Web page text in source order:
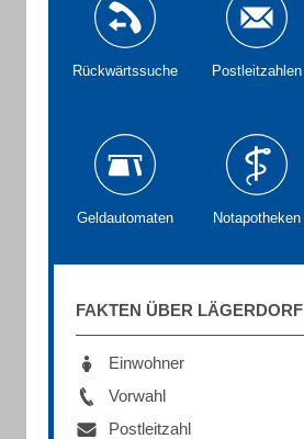
Rückwärtssuche Postleitzahlen
Geldautomaten Notapotheken
FAKTEN ÜBER LÄGERDORF
Einwohner
Vorwahl
Postleitzahl